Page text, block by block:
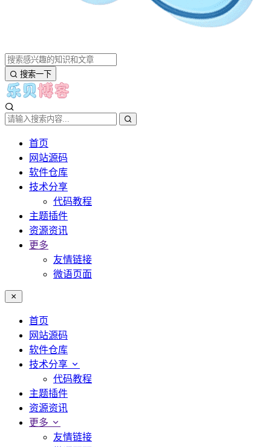
搜索一下
首页
网站源码
软件仓库
技术分享
代码教程
主题插件
资源资讯
更多
友情链接
微语页面
首页
网站源码
软件仓库
技术分享
代码教程
主题插件
资源资讯
更多
友情链接